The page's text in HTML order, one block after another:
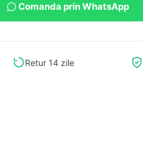
Comanda prin WhatsApp
Retur 14 zile